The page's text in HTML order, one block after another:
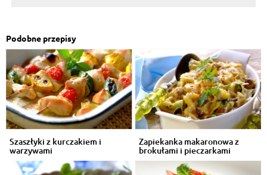
Podobne przepisy
Szaszłyki z kurczakiem i
warzywami
Zapiekanka makaronowa z
brokułami i pieczarkami